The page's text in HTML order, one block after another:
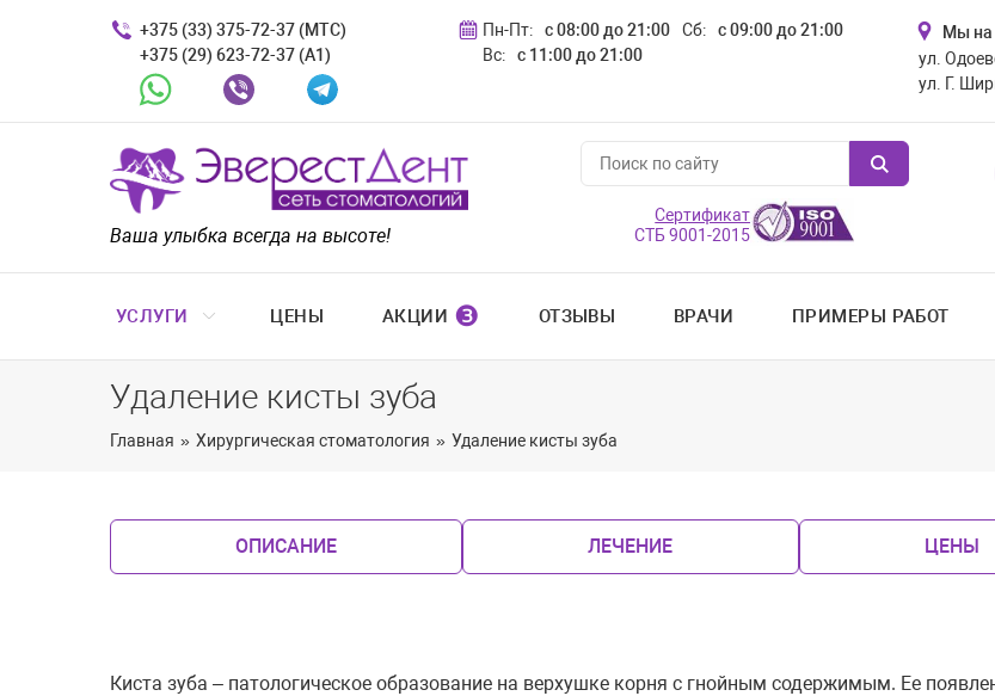
+375 (33) 375-72-37 (МТС)
+375 (29) 623-72-37 (A1)
Whatsapp Viber Telegram
Пн-Пт: с 08:00 до 21:00 Сб:
с 09:00 до 21:00
Вс:
с 11:00 до 21:00
Мы на
ул.
ул. Г.
Ваша улыбка всегда на высоте!
Сертификат
СТБ 9001-2015
УСЛУГИ ЦЕНЫ АКЦИИ ❸ ОТЗЫВЫ ВРАЧИ ПРИМЕРЫ РАБОТ
Удаление кисты зуба
Главная » Хирургическая стоматология » Удаление кисты зуба
ОПИСАНИЕ ЛЕЧЕНИЕ ЦЕНЫ
Киста зуба – патологическое образование на верхушке корня с гнойным содержимым. Ее